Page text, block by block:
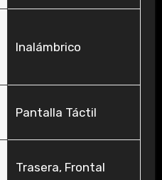
‎Inalámbrico
‎Pantalla Táctil
‎Trasera, Frontal